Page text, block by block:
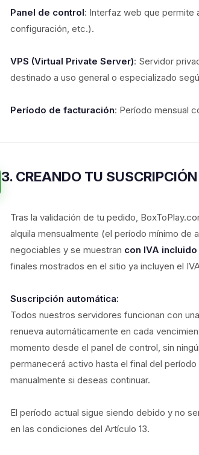
Panel de control: Interfaz web que permite
configuración, etc.).
VPS (Virtual Private Server): Servidor
destinado a uso general o especializado
Período de facturación: Período mensual
3. CREANDO TU SUSCRIPCIÓN
Tras la validación de tu pedido,
alquila mensualmente (el período mínimo
negociables y se muestran con IVA incluido
finales mostrados en el sitio ya incluyen el
Suscripción automática:
Todos nuestros servidores funcionan con
renueva automáticamente en cada
momento desde el panel de control, sin
permanecerá activo hasta el final del
manualmente si deseas continuar.
El período actual sigue siendo debido y no
en las condiciones del Artículo 13.